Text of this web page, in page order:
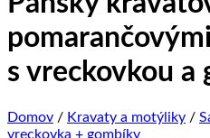
s vreckovkou a
Domov / Kravaty a motýliky /
vreckovka + gombíky